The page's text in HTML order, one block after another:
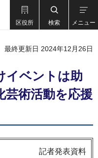
区役所 検索 メニュー
最終更新日 2024年12月26日
イベントは助
芸術活動を応援
記者発表資料